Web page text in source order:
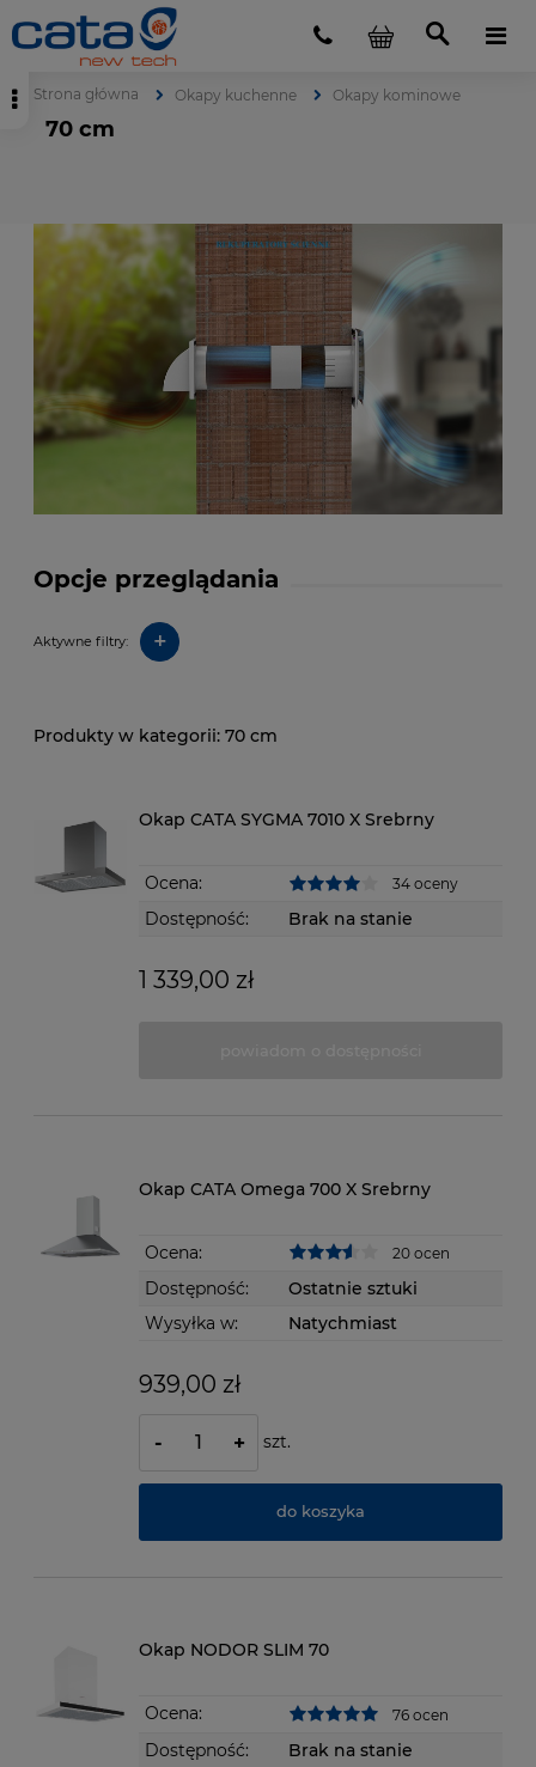
Strona główna Okapy kuchenne Okapy kominowe
70 cm
Opcje przeglądania
Aktywne filtry: +
70 cm
Okap CATA SYGMA 7010 X Srebrny
Ocena: 34 oceny
Dostępność: Brak na stanie
1 339,00 zł
Okap CATA Omega 700 X Srebrny
Ocena: 20 ocen
Dostępność:
Ostatnie sztuki
Wysyłka w:
Natychmiast
939,00 zł
- + szt.
do koszyka
Okap NODOR SLIM 70
Ocena: 76 ocen
Dostępność: Brak na stanie